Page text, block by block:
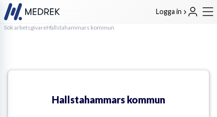
Logga in
Sök arbetsgivareHallstahammars kommun
Hallstahammars kommun